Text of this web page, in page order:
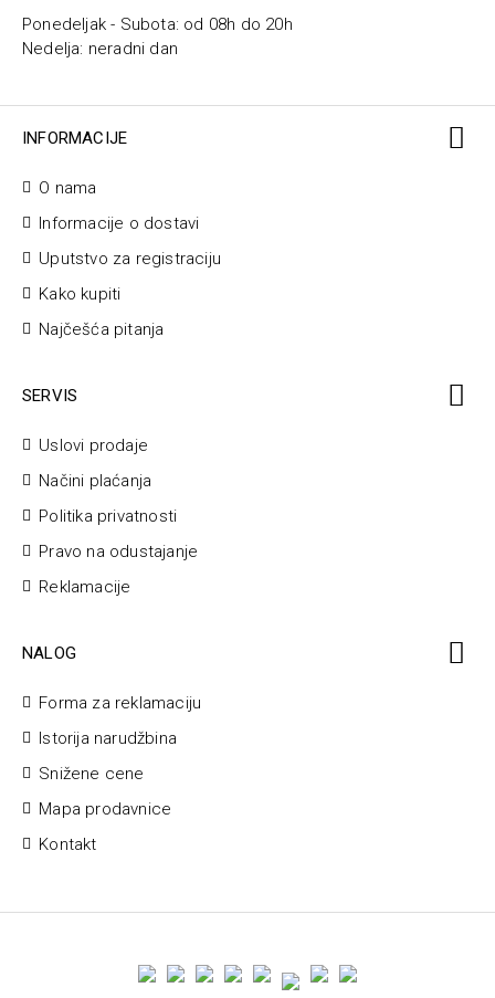
Ponedeljak - Subota: od 08h do 20h
Nedelja: neradni dan
INFORMACIJE
O nama
Informacije o dostavi
Uputstvo za registraciju
Kako kupiti
Najčešća pitanja
SERVIS
Uslovi prodaje
Načini plaćanja
Politika privatnosti
Pravo na odustajanje
Reklamacije
NALOG
Forma za reklamaciju
Istorija narudžbina
Snižene cene
Mapa prodavnice
Kontakt